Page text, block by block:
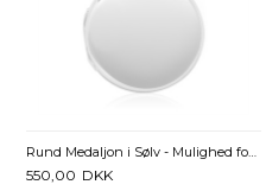
550,00 DKK